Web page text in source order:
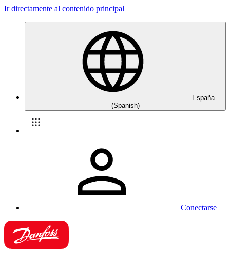
Ir directamente al contenido principal
España
(Spanish)
Conectarse